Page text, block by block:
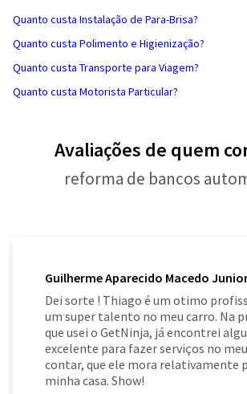
Quanto custa Instalação de Para-Brisa?
Quanto custa Polimento e Higienização?
Quanto custa Transporte para Viagem?
Quanto custa Motorista Particular?
Avaliações de quem
reforma de bancos
Guilherme Aparecido Macedo
Dei sorte ! Thiago é um otimo
um super talento no meu carro. Na
que usei o GetNinja, já encontrei
excelente para fazer serviços no
contar, que ele mora relativamente
minha casa. Show!